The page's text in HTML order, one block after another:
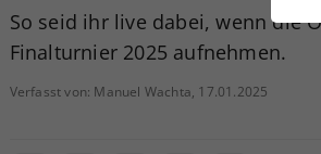
So seid ihr live dabei, wenn die
Finalturnier 2025 aufnehmen.
Verfasst von: Manuel Wachta, 17.01.2025